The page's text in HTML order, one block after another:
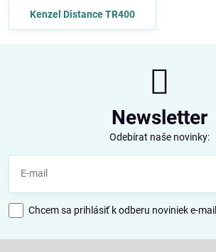
Kenzel Distance TR400
Newsletter
Odebírat naše novinky:
Chcem sa prihlásiť k odberu noviniek e-